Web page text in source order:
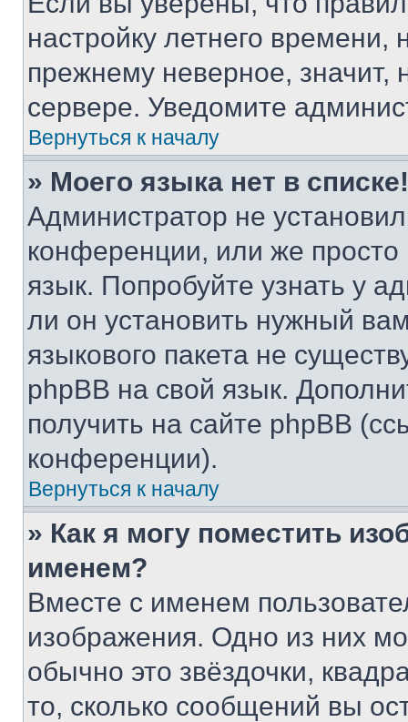
настройку летнего
прежнему неверное, значит,
сервере. Уведомите
Вернуться к началу
» Моего языка нет в списке!
Администратор не
конференции, или же
язык. Попробуйте узнать у
ли он установить нужный
языкового пакета не
phpBB на свой язык.
получить на сайте phpBB
конференции).
Вернуться к началу
» Как я могу поместить
именем?
Вместе с именем
изображения. Одно из них
обычно это звёздочки,
то, сколько сообщений вы